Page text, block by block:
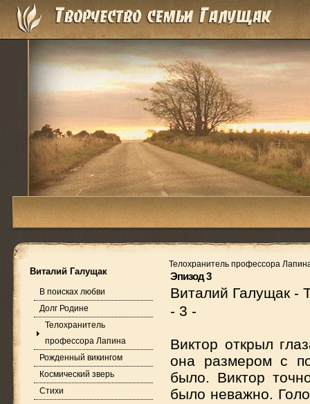
Виталий Галущак
В поисках любви
Долг Родине
Телохранитель
профессора Лапина
Рожденный викингом
Космический зверь
Стихи
Телохранитель профессора
Эпизод 3
Виталий Галущак -
- 3 -
Виктор открыл
она размером с
было. Виктор
было неважно.